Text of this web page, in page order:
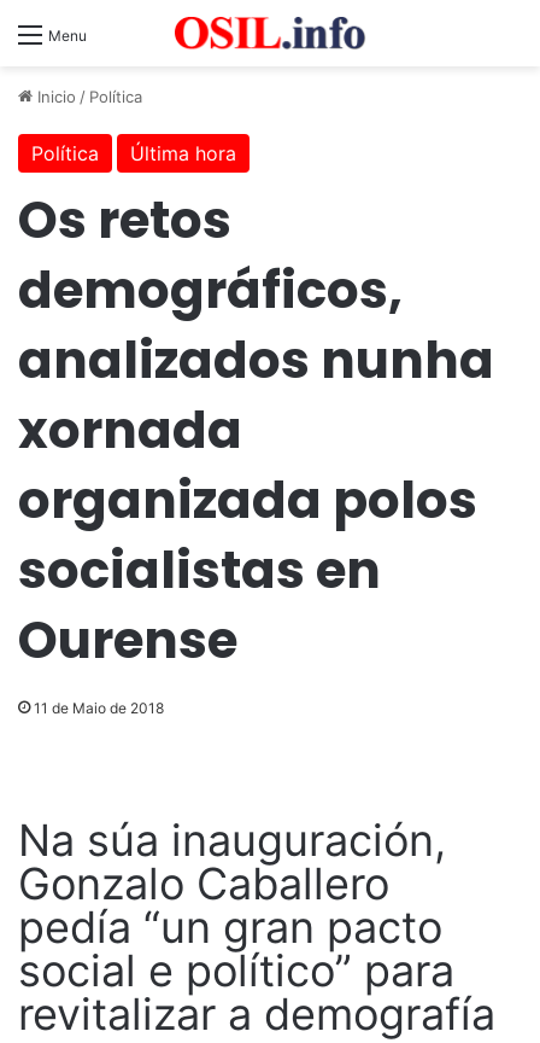
Menu
Inicio / Política
Política Última hora
Os retos
demográficos,
analizados nunha
xornada
organizada polos
socialistas en
Ourense
11 de Maio de 2018
Na súa inauguración,
Gonzalo Caballero
pedía “un gran pacto
social e político” para
revitalizar a demografía